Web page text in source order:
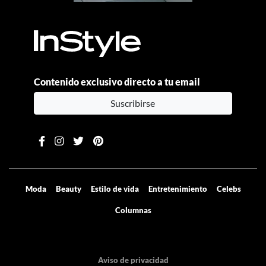
Contenido exclusivo directo a tu email
Suscribirse
Moda Beauty Estilo de vida Entretenimiento Celebs
Columnas
Aviso de privacidad